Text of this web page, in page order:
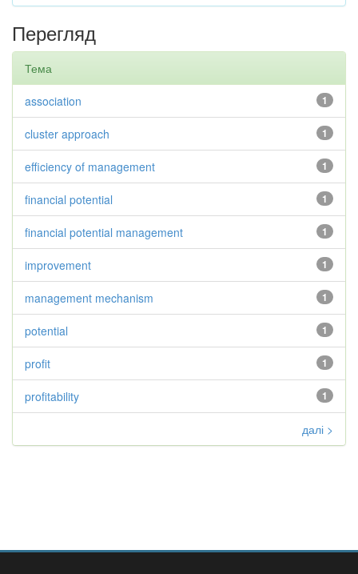
Перегляд
Тема
1
association
1
cluster approach
1
efficiency of management
1
financial potential
1
financial potential management
1
improvement
1
management mechanism
1
potential
1
profit
1
profitability
далі >